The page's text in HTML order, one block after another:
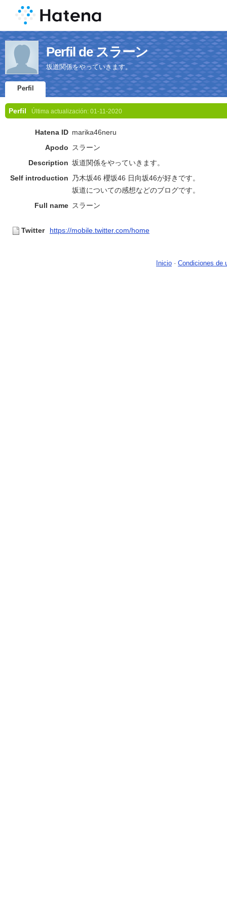
Perfil de スラーン
坂道関係をやっていきます。
Perfil
Perfil Última actualización: 01-11-2020
Hatena ID marika46neru
Apodo スラーン
Description 坂道関係をやっていきます。
Self introduction
乃木坂46 櫻坂46 日向坂46が好きです。
坂道についての感想などのブログです。
Full name スラーン
Twitter https://mobile.twitter.com/home
Inicio - Condiciones de